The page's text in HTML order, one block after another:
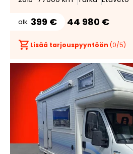
alk. 399 € 44 980 €
Lisää tarjouspyyntöön (0/5)